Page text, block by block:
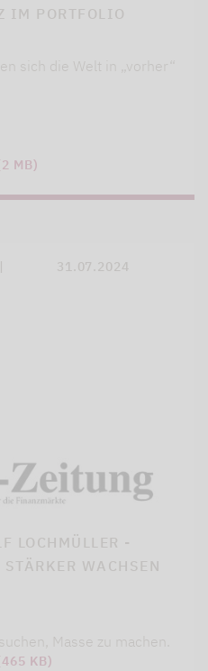
IM PORTFOLIO
sich die Welt in „vorher“
MB)
31.07.2024
LOCHMÜLLER -
WACHSEN
Masse zu machen.
KB)